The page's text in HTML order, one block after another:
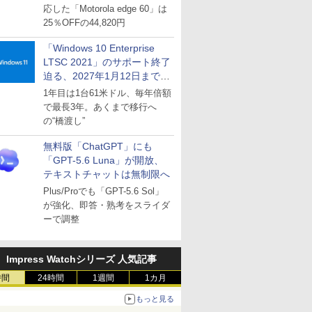
応した「Motorola edge 60」は
25％OFFの44,820円
「Windows 10 Enterprise
LTSC 2021」のサポート終了
迫る、2027年1月12日まで
～ESUは9月1日から販売
1年目は1台61米ドル、毎年倍額
で最長3年。あくまで移行へ
の“橋渡し”
無料版「ChatGPT」にも
「GPT-5.6 Luna」が開放、
テキストチャットは無制限へ
Plus/Proでも「GPT-5.6 Sol」
が強化、即答・熟考をスライダ
ーで調整
Impress Watchシリーズ 人気記事
24時間 1週間 1カ月
もっと見る